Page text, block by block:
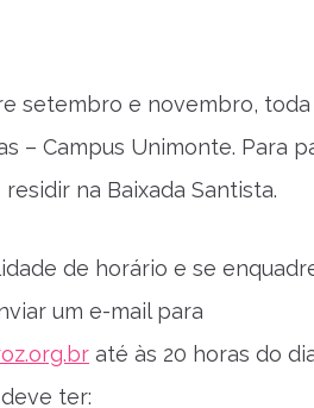
setembro e novembro,
– Campus Unimonte. Para
na Baixada Santista.
de horário e se
um e-mail para
até às 20 horas do
ter: